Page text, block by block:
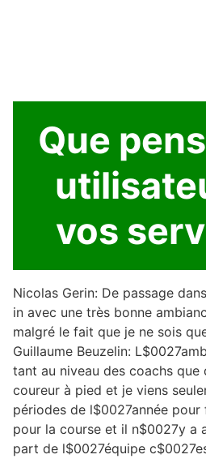
Que
vos
Nicolas Gerin: De passage
in avec une très bonne
malgré le fait que je ne sois
Guillaume Beuzelin:
tant au niveau des coachs que
coureur à pied et je viens
périodes de l$0027année
pour la course et il n$0027y a
part de l$0027équipe